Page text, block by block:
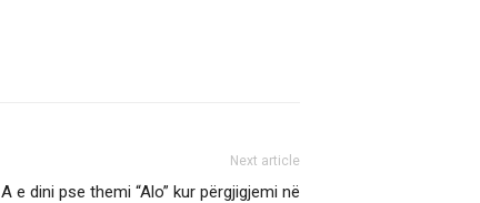
Next article
A e dini pse themi “Alo” kur përgjigjemi në